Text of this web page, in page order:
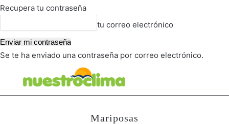
Recupera tu contraseña
tu correo electrónico
Se te ha enviado una contraseña por correo electrónico.
Mariposas